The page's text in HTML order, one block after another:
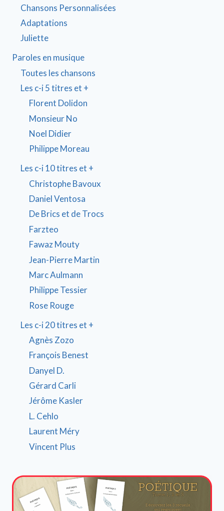
Chansons Personnalisées
Adaptations
Juliette
Paroles en musique
Toutes les chansons
Les c-i 5 titres et +
Florent Dolidon
Monsieur No
Noel Didier
Philippe Moreau
Les c-i 10 titres et +
Christophe Bavoux
Daniel Ventosa
De Brics et de Trocs
Farzteo
Fawaz Mouty
Jean-Pierre Martin
Marc Aulmann
Philippe Tessier
Rose Rouge
Les c-i 20 titres et +
Agnès Zozo
François Benest
Danyel D.
Gérard Carli
Jérôme Kasler
L. Cehlo
Laurent Méry
Vincent Plus